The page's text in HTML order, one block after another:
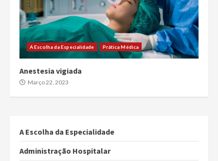
A Escolha da Especialidade Prática Médica
Anestesia vigiada
Março 22, 2023
A Escolha da Especialidade
Administração Hospitalar